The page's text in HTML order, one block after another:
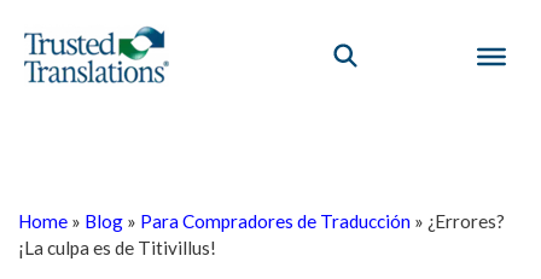
Home » Blog » Para Compradores de Traducción » ¿Errores?
¡La culpa es de Titivillus!